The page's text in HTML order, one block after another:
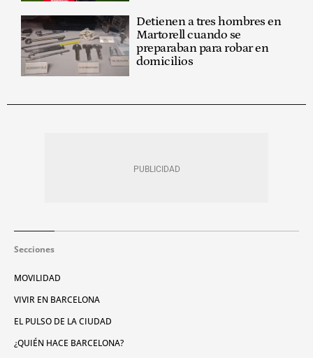
Detienen a tres hombres en
Martorell cuando se
preparaban para robar en
domicilios
Secciones
MOVILIDAD
VIVIR EN BARCELONA
EL PULSO DE LA CIUDAD
¿QUIÉN HACE BARCELONA?